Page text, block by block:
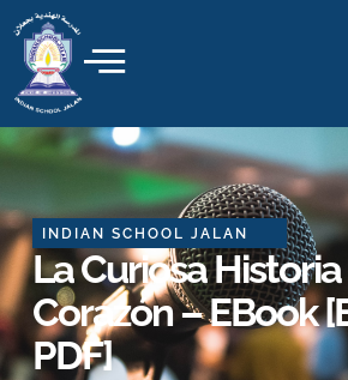
to
content
INDIAN SCHOOL JALAN
La Curiosa
Corazón – EBook
PDF]